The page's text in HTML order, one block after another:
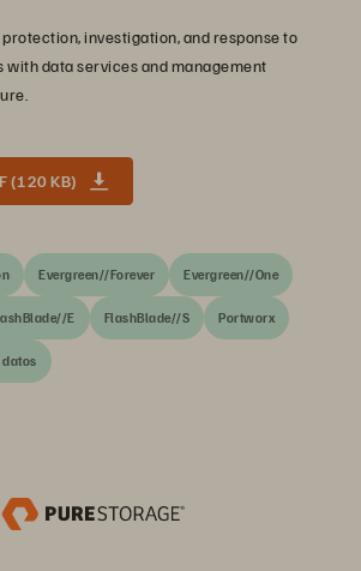
investigation, and response to
data services and management
(120 KB)
Evergreen//Forever Evergreen//One
E FlashBlade//S Portworx